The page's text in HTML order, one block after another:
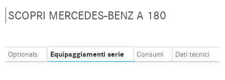
SCOPRI MERCEDES-BENZ A 180
Optionals Equipaggiamenti serie Consumi Dati tecnici